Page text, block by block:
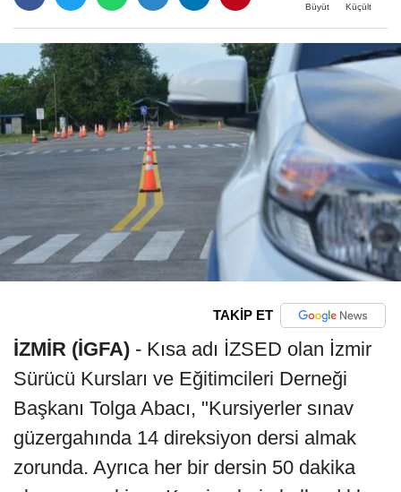
Büyüt Küçült
TAKİP ET
İZMİR (İGFA) - Kısa adı İZSED olan İzmir
Sürücü Kursları ve Eğitimcileri Derneği
Başkanı Tolga Abacı, "Kursiyerler sınav
güzergahında 14 direksiyon dersi almak
zorunda. Ayrıca her bir dersin 50 dakika